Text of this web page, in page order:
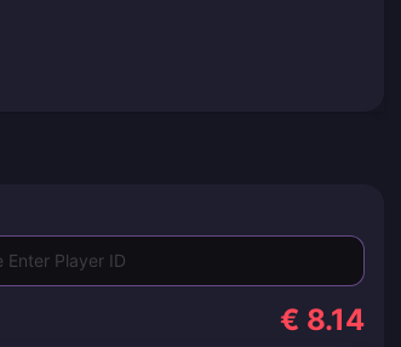
€ 8.14